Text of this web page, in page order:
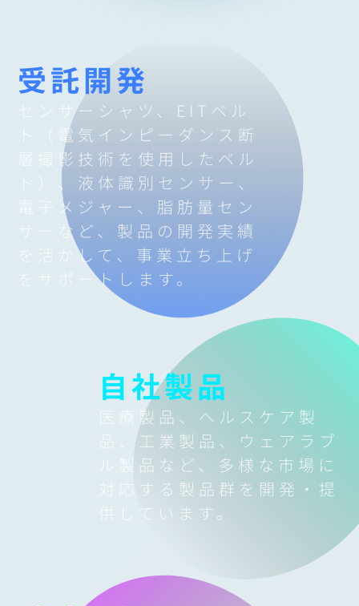
受託開発
センサーシャツ、EITベル
ト（電気インピーダンス断
層撮影技術を使用した ベル
ト）、液体識別センサー、
電子メジャー、脂肪量セン
サーなど、 製品の開発実績
を活かして、事業立ち上げ
をサポートします。
自社製品
医療製品、ヘルスケア製
品、工業製品、ウェアラブ
ル製品など、多様な市場 に
対応する製品群を開発・提
供しています。